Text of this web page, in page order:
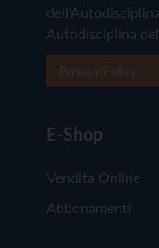
Autodisciplina
E-Shop
Vendita Online
Abbonamenti